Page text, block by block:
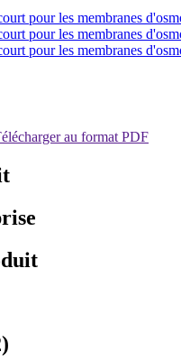
au format PDF